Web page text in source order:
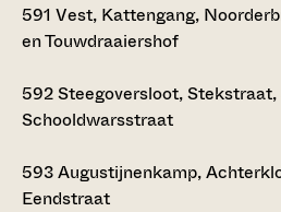
591 Vest, Kattengang,
en Touwdraaiershof
592Steegoversloot,
Schooldwarsstraat
593Augustijnenkamp,
Eendstraat